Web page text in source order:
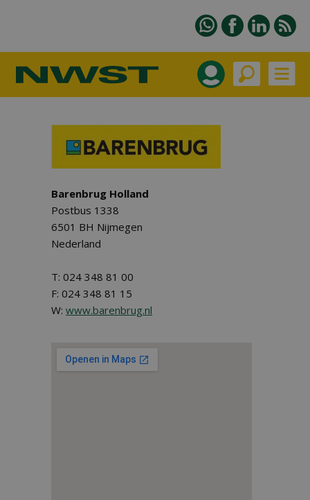
Barenbrug Holland
Postbus 1338
6501 BH Nijmegen
Nederland
T: 024 348 81 00
F: 024 348 81 15
W: www.barenbrug.nl